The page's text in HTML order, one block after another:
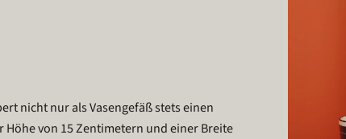
nicht nur als Vasengefäß stets einen
Höhe von 15 Zentimetern und einer Breite